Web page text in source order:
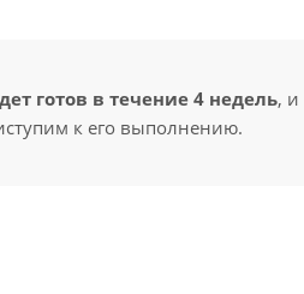
готов в течение 4 недель,
к его выполнению.